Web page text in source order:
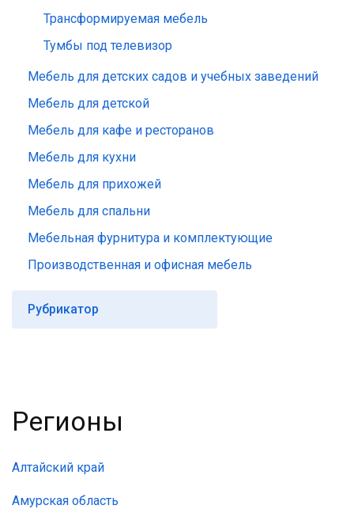
Трансформируемая мебель
Тумбы под телевизор
Мебель для детских садов и учебных заведений
Мебель для детской
Мебель для кафе и ресторанов
Мебель для кухни
Мебель для прихожей
Мебель для спальни
Мебельная фурнитура и комплектующие
Производственная и офисная мебель
Рубрикатор
Регионы
Алтайский край
Амурская область